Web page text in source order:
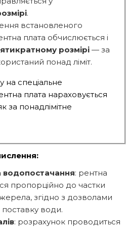
.
встановленого
плата обчислюється і
розмірі — за
понад ліміт.
на спеціальне
плата нараховується
за понадлімітне
водопостачання: рентна
пропорційно до частки
згідно з дозволами
води.
: розрахунок проводиться